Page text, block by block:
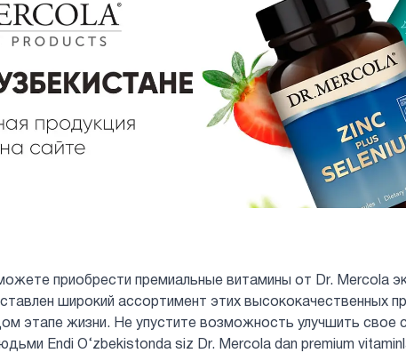
приобрести премиальные витамины от Dr. Mercola
широкий ассортимент этих высококачественных
этапе жизни. Не упустите возможность улучшить
Endi O‘zbekistonda siz Dr. Mercola dan premium